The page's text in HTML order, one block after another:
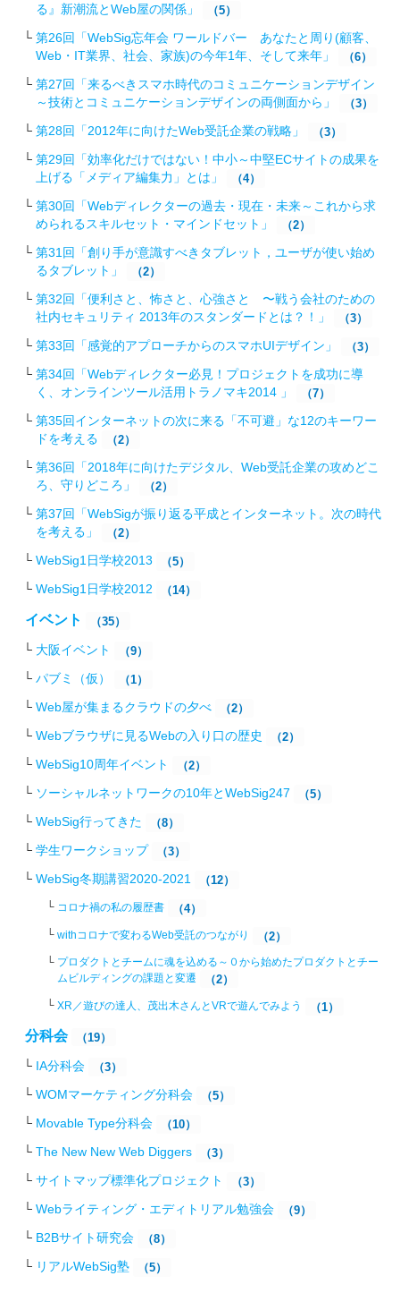
る』新潮流とWeb屋の関係」
（5）
第26回「WebSig忘年会 ワールドバー あなたと周り(顧客、
Web・IT業界、社会、家族)の今年1年、そして来年」
（6）
第27回「来るべきスマホ時代のコミュニケーションデザイン
～技術とコミュニケーションデザインの両側面から」
（3）
第28回「2012年に向けたWeb受託企業の戦略 」 （3）
第29回「効率化だけではない！中小～中堅ECサイトの成果を
上げる「メディア編集力」とは」
（4）
第30回「Webディレクターの過去・現在・未来～これから求
められるスキルセット・マインドセット」
（2）
第31回「創り手が意識すべきタブレット，ユーザが使い始め
るタブレット」
（2）
第32回「便利さと、怖さと、心強さと 〜戦う会社のための
社内セキュリティ 2013年のスタンダードとは？！」
（3）
第33回「感覚的アプローチからのスマホUIデザイン」 （3）
第34回「Webディレクター必見！プロジェクトを成功に導
く、オンラインツール活用トラノマキ2014 」
（7）
第35回インターネットの次に来る「不可避」な12のキーワー
ドを考える
（2）
第36回「2018年に向けたデジタル、Web受託企業の攻めどこ
ろ、守りどころ」
（2）
第37回「WebSigが振り返る平成とインターネット。次の時代
を考える」
（2）
WebSig1日学校2013 （5）
WebSig1日学校2012 （14）
イベント （35）
大阪イベント （9）
パブミ（仮） （1）
Web屋が集まるクラウドの夕べ （2）
Webブラウザに見るWebの入り口の歴史 （2）
WebSig10周年イベント （2）
ソーシャルネットワークの10年とWebSig247 （5）
WebSig行ってきた （8）
学生ワークショップ （3）
WebSig冬期講習2020-2021 （12）
コロナ禍の私の履歴書 （4）
withコロナで変わるWeb受託のつながり （2）
プロダクトとチームに魂を込める～０から始めたプロダクトとチー
ムビルディングの課題と変遷
（2）
XR／遊びの達人、茂出木さんとVRで遊んでみよう （1）
分科会 （19）
IA分科会 （3）
WOMマーケティング分科会 （5）
Movable Type分科会 （10）
The New New Web Diggers （3）
サイトマップ標準化プロジェクト （3）
Webライティング・エディトリアル勉強会 （9）
B2Bサイト研究会 （8）
リアルWebSig塾 （5）